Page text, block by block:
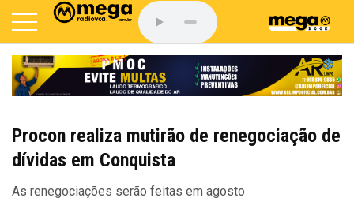
Procon realiza mutirão de renegociação de
dívidas em Conquista
As renegociações serão feitas em agosto